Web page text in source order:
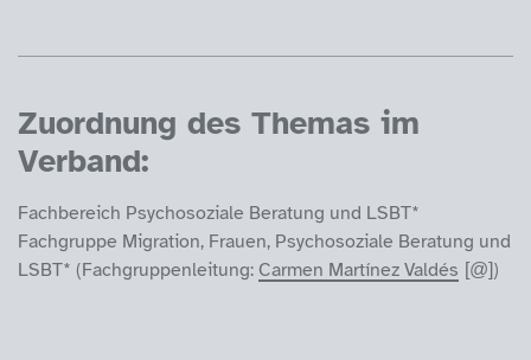
Zuordnung des Themas im
Verband:
Fachbereich Psychosoziale Beratung und LSBT*
Fachgruppe Migration, Frauen, Psychosoziale Beratung und
LSBT* (Fachgruppenleitung: Carmen Martínez Valdés )